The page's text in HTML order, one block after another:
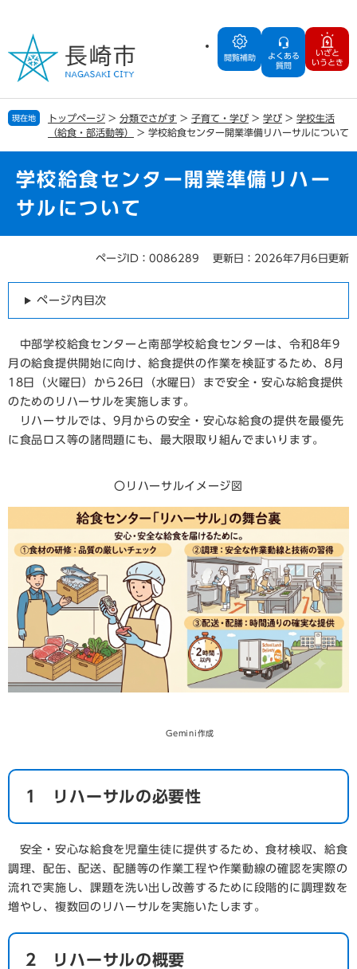
の
で
す
ー
ば
し
閲覧補助
よくある
質問
いざと
いうとき
現在地 トップページ > 分類でさがす > 子育て・学び > 学び > 学校生活
（給食・部活動等）
> 学校給食センター開業準備リハーサルについて
学校給食センター開業準備リハー
サルについて
ページID：0086289 更新日：2026年7月6日更新
ページ内目次
中部学校給食センターと南部学校給食センターは、令和8年9
月の給食提供開始に向け、給食提供の作業を検証するため、8月
18日（火曜日）から26日（水曜日）まで安全・安心な給食提供
のためのリハーサルを実施します。
リハーサルでは、9月からの安全・安心な給食の提供を最優先
に食品ロス等の諸問題にも、最大限取り組んでまいります。
〇リハーサルイメージ図
Gemini作成
1 リハーサルの必要性
安全・安心な給食を児童生徒に提供するため、食材検収、給食
調理、配缶、配送、配膳等の作業工程や作業動線の確認を実際の
流れで実施し、課題を洗い出し改善するために段階的に調理数を
増やし、複数回のリハーサルを実施いたします。
2 リハーサルの概要